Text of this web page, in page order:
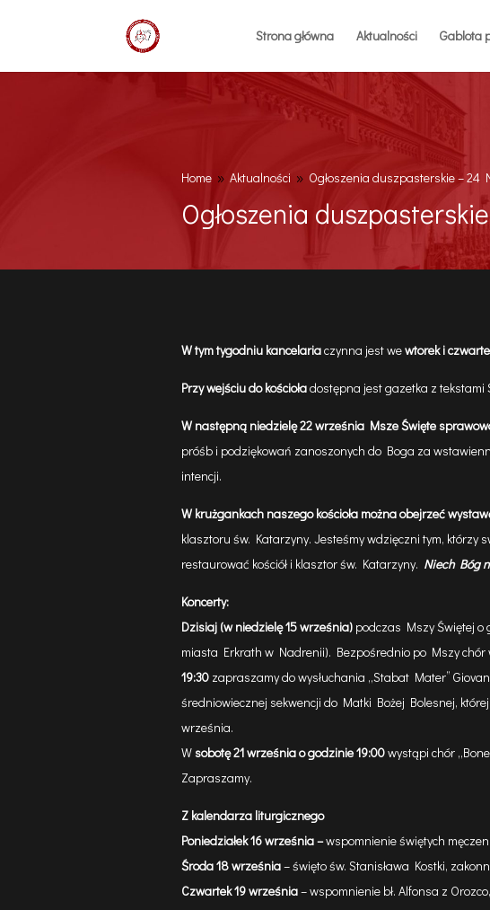
Strona główna Aktualności Gablota
Home 9 Aktualności 9 Ogłoszenia duszpasterskie – 24
Ogłoszenia
W tym tygodniu kancelariaczynna jest wewtorek i
Przy wejściu do kościoładostępna jest gazetka z tekstami
W następną niedzielę 22 września Msze Święte
próśb i podziękowań zanoszonych do Boga za
intencji.
W krużgankach naszego kościoła można obejrzeć
klasztoru św. Katarzyny. Jesteśmy wdzięczni tym, którzy
restaurować kościół i klasztor św. Katarzyny. Niech Bóg
Koncerty:
Dzisiaj (w niedzielę 15 września)podczas Mszy Świętej o
miasta Erkrath w Nadrenii). Bezpośrednio po Mszy chór
19:30zapraszamy do wysłuchania „Stabat Mater”
średniowiecznej sekwencji do Matki Bożej Bolesnej,
września.
Wsobotę 21 września o godzinie 19:00wystąpi chór
Zapraszamy.
Z kalendarza liturgicznego
Poniedziałek 16 września –wspomnienie świętych
Środa 18 września– święto św. Stanisława Kostki,
Czwartek 19 września– wspomnienie bł. Alfonsa z